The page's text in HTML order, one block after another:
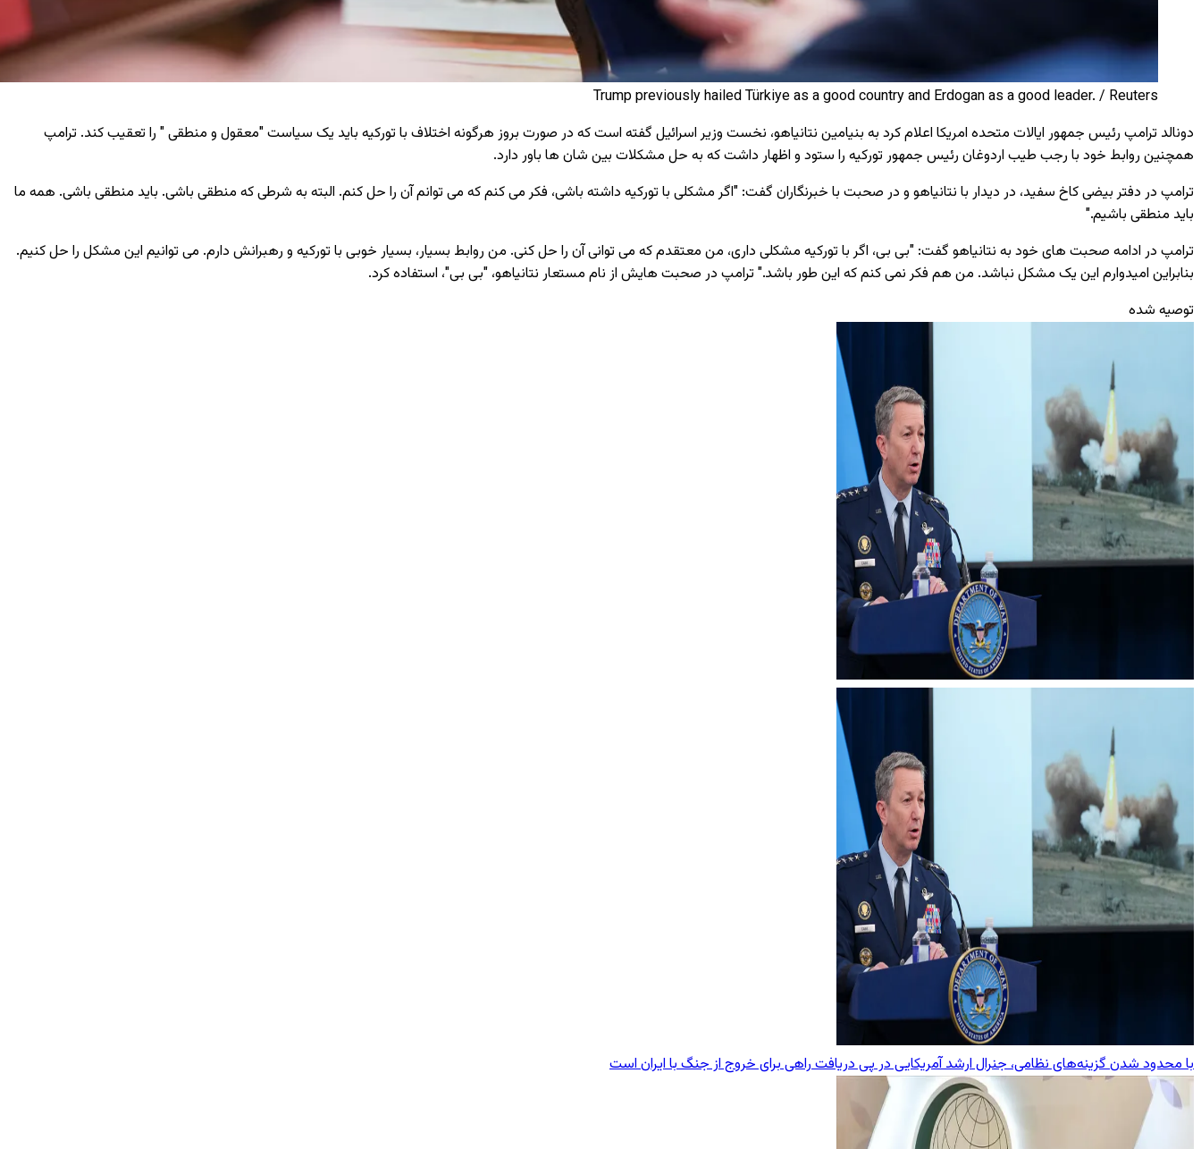
Trump previously hailed Türkiye as a good country and Erdogan as a good leader. / Reuters
دونالد ترامپ رئیس ‌جمهور ایالات متحده امریکا اعلام کرد به بنیامین نتانیاهو، نخست‌ وزیر اسرائیل گفته است که در صورت بروز هرگونه اختلاف با تورکیه باید یک سیاست "معقول و منطقی " را تعقیب کند. ترامپ
همچنین روابط خود با رجب طیب اردوغان رئیس ‌جمهور تورکیه را ستود و اظهار داشت که به حل مشکلات بین شان ها باور دارد.
ترامپ در دفتر بیضی کاخ سفید، در دیدار با نتانیاهو و در صحبت با خبرنگاران گفت: "اگر مشکلی با تورکیه داشته باشی، فکر می ‌کنم که می‌ توانم آن را حل کنم. البته به شرطی که منطقی باشی. باید منطقی باشی. همه ما
باید منطقی باشیم."
ترامپ در ادامه صحبت‌ های خود به نتانیاهو گفت: "بی بی، اگر با تورکیه مشکلی داری، من معتقدم که می ‌توانی آن را حل کنی. من روابط بسیار، بسیار خوبی با تورکیه و رهبرانش دارم. می ‌توانیم این مشکل را حل کنیم.
بنابراین امیدوارم این یک مشکل نباشد. من هم فکر نمی ‌کنم که این ‌طور باشد." ترامپ در صحبت‌ هایش از نام مستعار نتانیاهو، "بی بی"، استفاده کرد.
توصیه شده
با محدود شدن گزینه‌های نظامی، جنرال ارشد آمریکایی در پی دریافت راهی برای خروج از جنگ با ایران است